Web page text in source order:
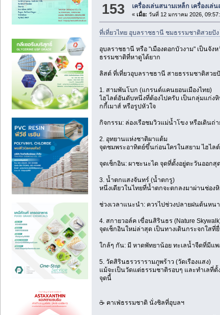
153 เครื่องเล่นสนามเหล็ก เครื่องเ
«เมื่อ: วันที่ 12 มกราคม 2026,
ที่เที่ยวไทย อุบลราชธานี ชมธรรมชาติสวยปั
อุบลราชธานี หรือ "เมืองดอกบัวงาม" เป็นจั
ธรรมชาติที่หาดูได้ยาก
ลิสต์ ที่เที่ยวอุบลราชธานี สายธรรมชาติสวย
1. สามพันโบก (แกรนด์แคนยอนเมืองไทย)
ไฮไลต์อันดับหนึ่งที่ต้องไปครับ เป็นกลุ่มแก่ง
กกี้เมาส์ หรือรูปหัวใจ
กิจกรรม: ล่องเรือชมวิวแม่น้ำโขง หรือเดินถ่
2. อุทยานแห่งชาติผาแต้ม
จุดชมพระอาทิตย์ขึ้นก่อนใครในสยาม ไฮไล
จุดเช็กอิน: ผาชะนะได จุดที่ตั้งอยู่ตะวันออก
3. น้ำตกแสงจันทร์ (น้ำตกรู)
หนึ่งเดียวในไทยที่น้ำตกจะตกลงมาผ่านช่อง
ช่วงเวลาแนะนำ: ควรไปช่วงปลายฝนต้นห
4. สกายวอล์ค เขื่อนสิรินธร (Nature
จุดเช็กอินใหม่ล่าสุด เป็นทางเดินกระจกใส
ใกล้ๆ กัน: มี หาดพัทยาน้อย ทะเลน้ำจืดที่มีแพ
5. วัดสิรินธรวรารามภูพร้าว (วัดเรืองแสง)
แม้จะเป็นวัดแต่ธรรมชาติรอบๆ และทำเลที่
จุดนี้
☕ คาเฟ่ธรรมชาติ นั่งชิลที่อุบลฯ